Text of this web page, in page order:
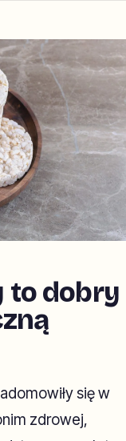
to dobry
się w
zdrowej,